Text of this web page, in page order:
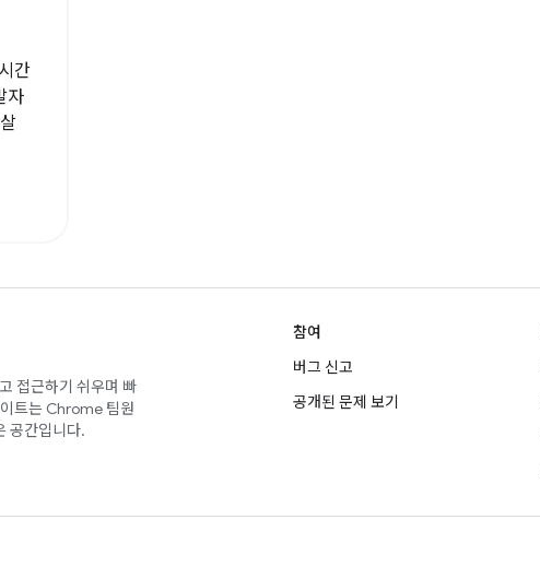
간
자
접근하기 쉬우며 빠
트는 Chrome 팀원
공간입니다.
참여
버그 신고
공개된 문제 보기